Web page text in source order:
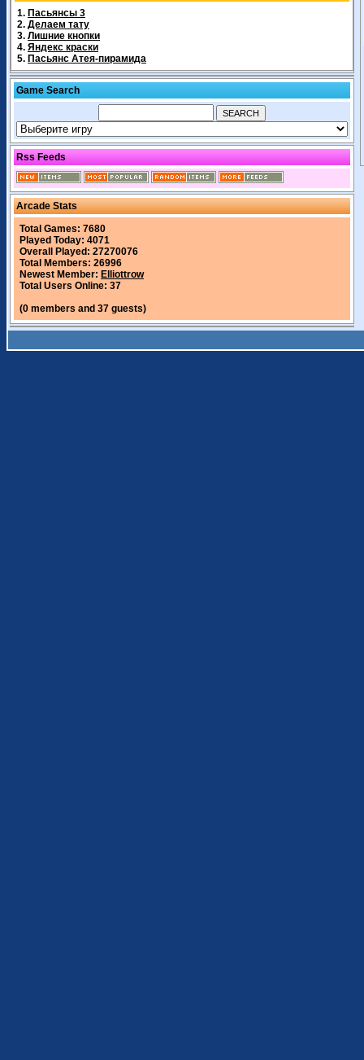
1. Пасьянсы 3
2. Делаем тату
3. Лишние кнопки
4. Яндекс краски
5. Пасьянс Атея-пирамида
Game Search
Rss Feeds
Arcade Stats
Total Games: 7680
Played Today: 4071
Overall Played: 27270076
Total Members: 26996
Newest Member: Elliottrow
Total Users Online: 37
(0 members and 37 guests)